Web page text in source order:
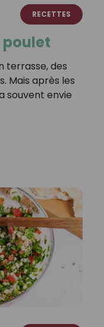
RECETTES
poulet
terrasse, des
Mais après les
souvent envie